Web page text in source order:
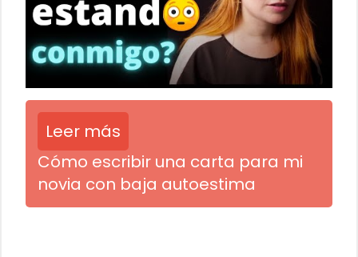
Leer más
Cómo escribir una carta para mi
novia con baja autoestima